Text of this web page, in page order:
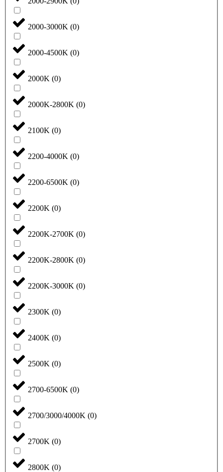
2000-3000K (0)
2000-4500K (0)
2000K (0)
2000K-2800K (0)
2100K (0)
2200-4000K (0)
2200-6500K (0)
2200K (0)
2200K-2700K (0)
2200K-2800K (0)
2200K-3000K (0)
2300K (0)
2400K (0)
2500K (0)
2700-6500K (0)
2700/3000/4000K (0)
2700K (0)
2800K (0)